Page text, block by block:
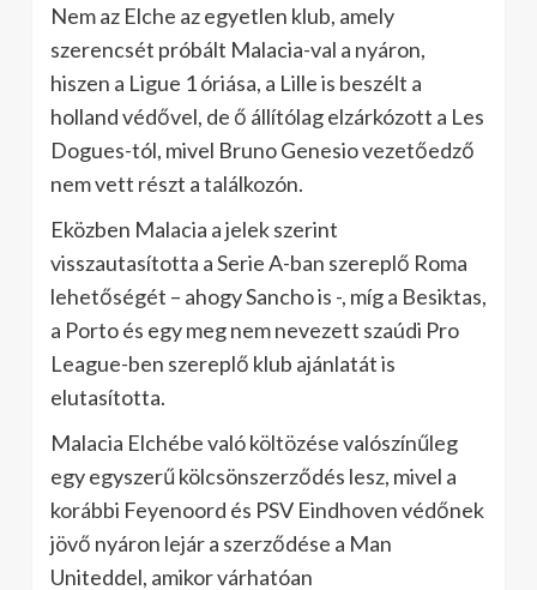
Nem az Elche az egyetlen klub, amely
szerencsét próbált Malacia-val a nyáron,
hiszen a Ligue 1 óriása, a Lille is beszélt a
holland védővel, de ő állítólag elzárkózott a Les
Dogues-tól, mivel Bruno Genesio vezetőedző
nem vett részt a találkozón.
Eközben Malacia a jelek szerint
visszautasította a Serie A-ban szereplő Roma
lehetőségét – ahogy Sancho is -, míg a Besiktas,
a Porto és egy meg nem nevezett szaúdi Pro
League-ben szereplő klub ajánlatát is
elutasította.
Malacia Elchébe való költözése valószínűleg
egy egyszerű kölcsönszerződés lesz, mivel a
korábbi Feyenoord és PSV Eindhoven védőnek
jövő nyáron lejár a szerződése a Man
Uniteddel, amikor várhatóan